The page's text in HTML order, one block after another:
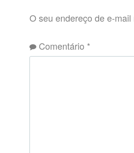
O seu endereço de e-
Comentário *